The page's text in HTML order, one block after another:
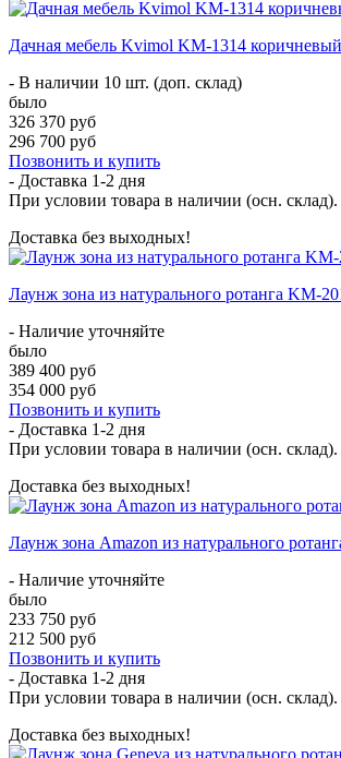
Дачная мебель Kvimol KM-1314
- В наличии 10 шт. (доп. склад)
было
326 370 руб
296 700 руб
Позвонить и купить
- Доставка 1-2 дня
При условии товара в наличии (осн. склад).
Доставка без выходных!
Лаунж зона из натурального ротанга KM-
- Наличие уточняйте
было
389 400 руб
354 000 руб
Позвонить и купить
- Доставка 1-2 дня
При условии товара в наличии (осн. склад).
Доставка без выходных!
Лаунж зона Amazon из натурального
- Наличие уточняйте
было
233 750 руб
212 500 руб
Позвонить и купить
- Доставка 1-2 дня
При условии товара в наличии (осн. склад).
Доставка без выходных!